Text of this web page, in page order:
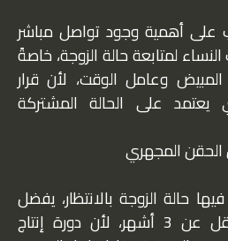
على أهمية وجود تواصل مباشر
لمتابعة حالة الزوجة، خاصةً
وعامل الوقت، لأن قرار
يعتمد على الحالة المشتركة
الحقن المجهري
حالة الزوجة بالانتظار، يفضل
وجود فترة تحضير لا تقل عن 3 أشهر، لأن دورة إنتاج